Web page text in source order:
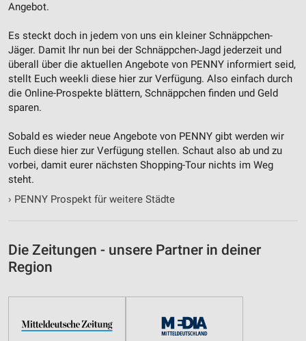
Angebot.
Es steckt doch in jedem von uns ein kleiner Schnäppchen-
Jäger. Damit Ihr nun bei der Schnäppchen-Jagd jederzeit und
überall über die aktuellen Angebote von PENNY informiert seid,
stellt Euch weekli diese hier zur Verfügung. Also einfach durch
die Online-Prospekte blättern, Schnäppchen finden und Geld
sparen.
Sobald es wieder neue Angebote von PENNY gibt werden wir
Euch diese hier zur Verfügung stellen. Schaut also ab und zu
vorbei, damit eurer nächsten Shopping-Tour nichts im Weg
steht.
› PENNY Prospekt für weitere Städte
Die Zeitungen - unsere Partner in deiner
Region